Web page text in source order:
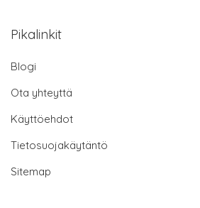
Pikalinkit
Blogi
Ota yhteyttä
Käyttöehdot
Tietosuojakäytäntö
Sitemap